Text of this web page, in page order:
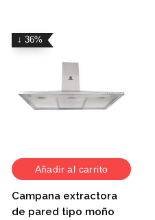
↓ 36%
Añadir al carrito
Campana extractora
de pared tipo moño